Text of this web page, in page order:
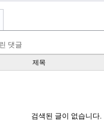
댓글
제목
검색된 글이 없습니다.